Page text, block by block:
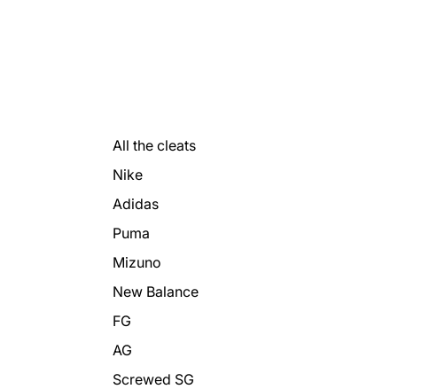
All the cleats
Nike
Adidas
Puma
Mizuno
New Balance
FG
AG
Screwed SG